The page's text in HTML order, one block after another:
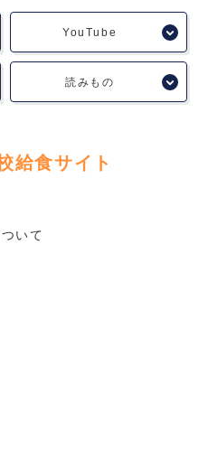
YouTube
読みもの
給食サイト
いて